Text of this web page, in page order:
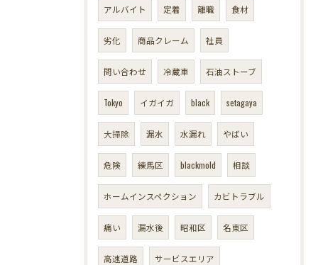
アルバイト 定着 離職 食材
劣化 商品クレーム 社員
問い合わせ 冷蔵車 石油ストーブ
Tokyo イガイガ black setagaya
大掃除 漏水 水漏れ やばい
危険 練馬区 blackmold 相談
ホームインスペクション カビトラブル
痛い 漏水後 昭和区 名東区
高速道路 サービスエリア